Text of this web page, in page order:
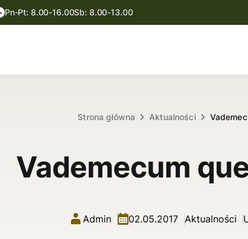
Pn-Pt: 8.00-16.00Sb: 8.00-13.00
O nas
Kontakt
Strona główna Aktualności
Vademecum
Admin 02.05.2017 Aktualności